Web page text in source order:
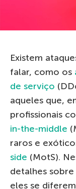
Existem
falar, como os
de serviço
aqueles que,
profissionais
in-the-middle
raros e
side (MotS).
detalhes
eles se